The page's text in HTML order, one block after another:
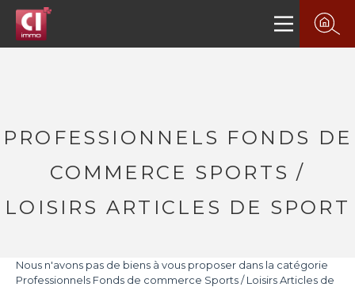
PROFESSIONNELS FONDS DE
COMMERCE SPORTS /
LOISIRS ARTICLES DE SPORT
Nous n'avons pas de biens à vous proposer dans la catégorie
Professionnels Fonds de commerce Sports / Loisirs Articles de